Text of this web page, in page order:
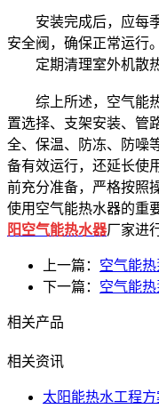
安装完成后，应每季
安全阀，确保正常运
定期清理室外机散热
综上所述，空气能热
置选择、支架安装、管
全、保温、防冻、防噪
备有效运行，还延长使
前充分准备，严格按照
使用空气能热水器的重
阳空气能热水器厂家进
上一篇： 空气能
下一篇： 空气能
相关产品
相关资讯
太阳能热水工程